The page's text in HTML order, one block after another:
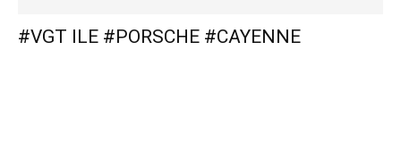
#VGT ILE #PORSCHE #CAYENNE